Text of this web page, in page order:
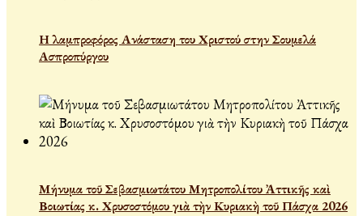
Η λαμπροφόρος Ανάσταση του Χριστού στην Σουμελά
Ασπροπύργου
Μήνυμα τοῦ Σεβασμιωτάτου Μητροπολίτου Ἀττικῆς καὶ
Βοιωτίας κ. Χρυσοστόμου γιὰ τὴν Κυριακὴ τοῦ Πάσχα 2026